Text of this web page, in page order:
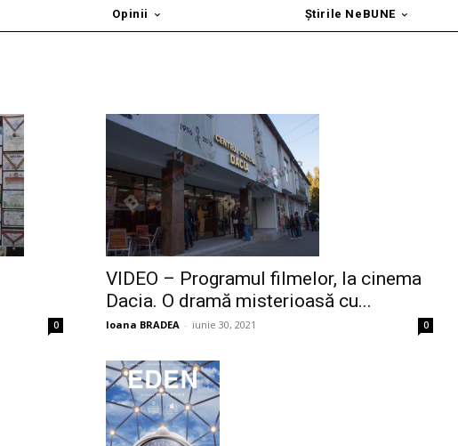
Opinii Știrile NeBUNE
0
VIDEO – Programul filmelor, la cinema
Dacia. O dramă misterioasă cu...
Ioana BRADEA - iunie 30, 2021 0